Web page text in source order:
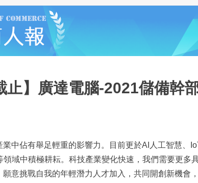
止】廣達電腦-2021儲備幹
中佔有舉足輕重的影響力。目前更於AI人工智慧、
領域中積極耕耘。科技產業變化快速，我們需要更多
願意挑戰自我的年輕潛力人才加入，共同開創新機會